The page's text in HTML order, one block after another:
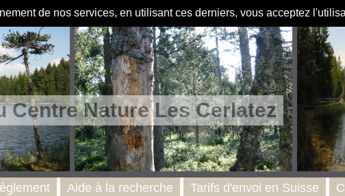
de nos services, en utilisant ces derniers, vous acceptez
Centre Nature Les Cerlatez
Aide à la recherche Tarifs d'envoi en Suisse